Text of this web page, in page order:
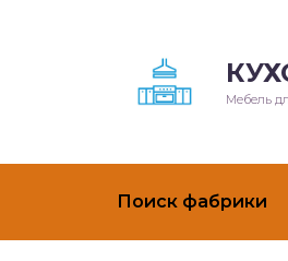
Мебель
Поиск фабрики